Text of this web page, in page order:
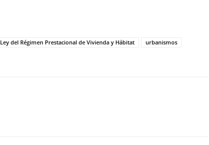
Ley del Régimen Prestacional de Vivienda y Hábitat
urbanismos